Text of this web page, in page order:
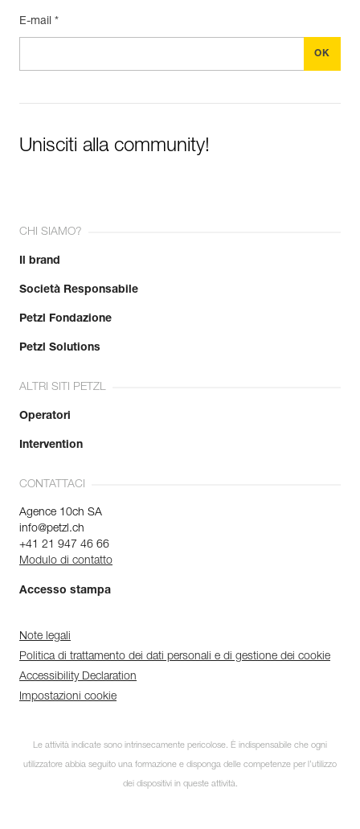
E-mail *
Unisciti alla community!
CHI SIAMO?
Il brand
Società Responsabile
Petzl Fondazione
Petzl Solutions
ALTRI SITI PETZL
Operatori
Intervention
CONTATTACI
Agence 10ch SA
info@petzl.ch
+41 21 947 46 66
Modulo di contatto
Accesso stampa
Note legali
Politica di trattamento dei dati personali e di gestione dei cookie
Accessibility Declaration
Impostazioni cookie
Le attività indicate sono intrinsecamente pericolose. È indispensabile che ogni
utilizzatore abbia seguito una formazione e disponga delle competenze per l’utilizzo
dei dispositivi in queste attività.